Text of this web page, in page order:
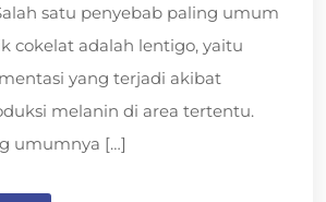
satu penyebab paling umum
cokelat adalah lentigo, yaitu
yang terjadi akibat
melanin di area tertentu.
umumnya […]